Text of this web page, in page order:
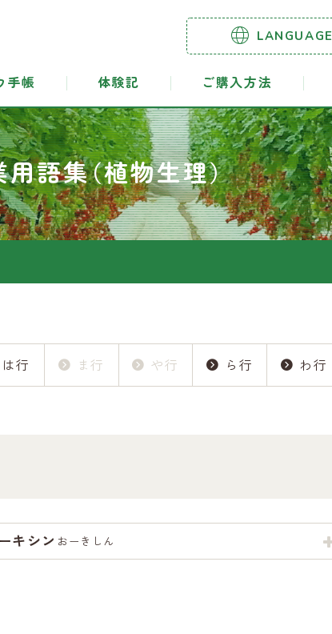
LANGUAGE
手帳 体験記 ご購入方法
語集（植物生理）
は行 ま行 や行 ら行 わ行
キシン おーきしん